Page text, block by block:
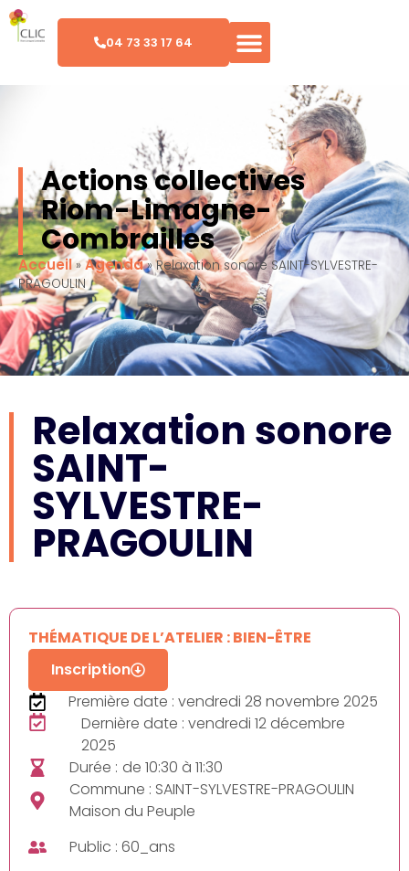
04 73 33 17 64
Actions collectives
Riom-Limagne-
Combrailles
Accueil»Agenda»Relaxation sonore SAINT-SYLVESTRE-
PRAGOULIN
Relaxation sonore
SAINT-
SYLVESTRE-
PRAGOULIN
THÉMATIQUE DE L’ATELIER : BIEN-ÊTRE
Inscription
Première date : vendredi 28 novembre 2025
Dernière date : vendredi 12 décembre
2025
Durée : de 10:30 à 11:30
Commune : SAINT-SYLVESTRE-PRAGOULIN
Maison du Peuple
Public : 60_ans